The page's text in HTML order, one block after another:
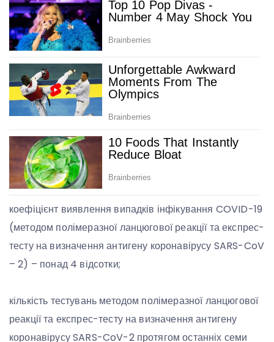
коефіцієнт виявлення випадків інфікування COVID-19
(методом полімеразної ланцюгової реакції та експрес-
тесту на визначення антигену коронавірусу SARS-CoV
– 2) – понад 4 відсотки;
кількість тестувань методом полімеразної ланцюгової
реакції та експрес-тесту на визначення антигену
коронавірусу SARS-CoV-2 протягом останніх семи